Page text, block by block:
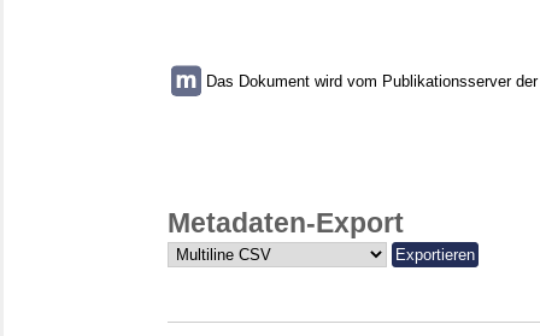
Das Dokument wird vom Publikationsserver
Metadaten-Export